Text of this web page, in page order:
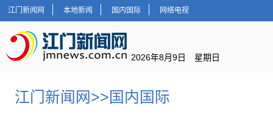
江门新闻网 本地新闻 国内国际 网络电视
2026年8月9日 星期日
江门新闻网 >> 国内国际